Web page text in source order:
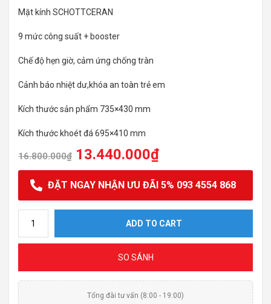
Mặt kính SCHOTTCERAN
9 mức công suất + booster
Chế độ hẹn giờ, cảm ứng chống tràn
Cảnh báo nhiệt dư,khóa an toàn trẻ em
Kích thước sản phẩm 735×430 mm
Kích thước khoét đá 695×410 mm
16.800.000₫ 13.440.000₫
ĐẶT NGAY NHẬN ƯU ĐÃI 5% 093 4554 868
ADD TO CART
SO SÁNH
Tổng đài tư vấn (8:00 - 19:00)